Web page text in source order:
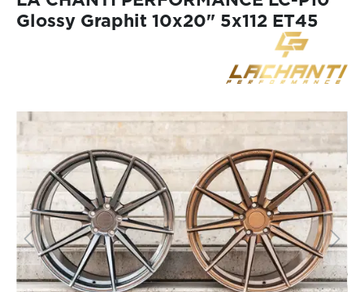
Glossy Graphit 10x20" 5x112 ET45